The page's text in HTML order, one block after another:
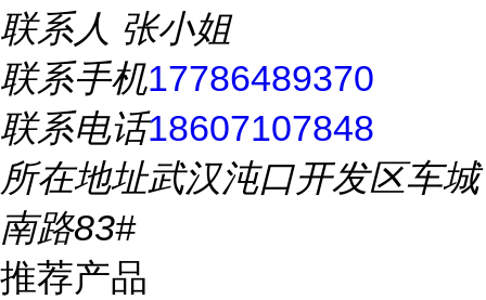
联系人 张小姐
联系手机17786489370
联系电话18607107848
所在地址武汉沌口开发区车城
南路83#
推荐产品